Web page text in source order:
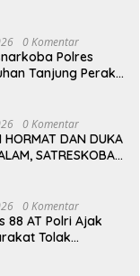
Pendidikan dan
0 Komentar
Polres
Tanjung Perak
0 Komentar
HORMAT DAN DUKA
SATRESKOBA
TIGA
PEMBERANTAS
DI KATINGAN
0 Komentar
88 AT Polri Ajak
Tolak